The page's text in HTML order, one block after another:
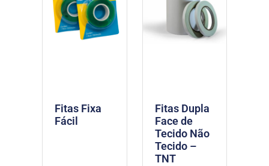
Fitas Fixa
Fácil
Fitas Dupla
Face de
Tecido Não
Tecido –
TNT